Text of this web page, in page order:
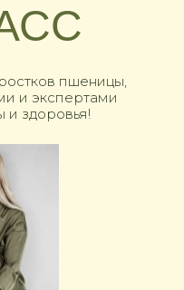
пшеницы,
и экспертами
и здоровья!